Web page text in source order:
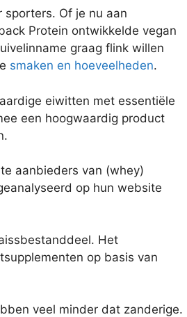
Of je nu aan
Protein ontwikkelde vegan
graag flink willen
smaken en hoeveelheden.
eiwitten met essentiële
een hoogwaardig product
aanbieders van (whey)
op hun website
Het
op basis van
veel minder dat zanderige.